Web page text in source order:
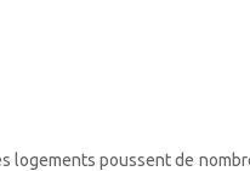
logements poussent de